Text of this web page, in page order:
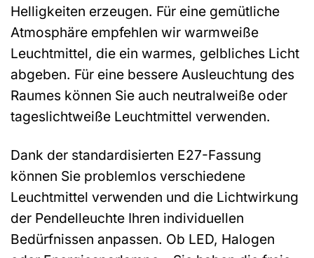
Helligkeiten erzeugen. Für eine gemütliche
Atmosphäre empfehlen wir warmweiße
Leuchtmittel, die ein warmes, gelbliches Licht
abgeben. Für eine bessere Ausleuchtung des
Raumes können Sie auch neutralweiße oder
tageslichtweiße Leuchtmittel verwenden.
Dank der standardisierten E27-Fassung
können Sie problemlos verschiedene
Leuchtmittel verwenden und die Lichtwirkung
der Pendelleuchte Ihren individuellen
Bedürfnissen anpassen. Ob LED, Halogen